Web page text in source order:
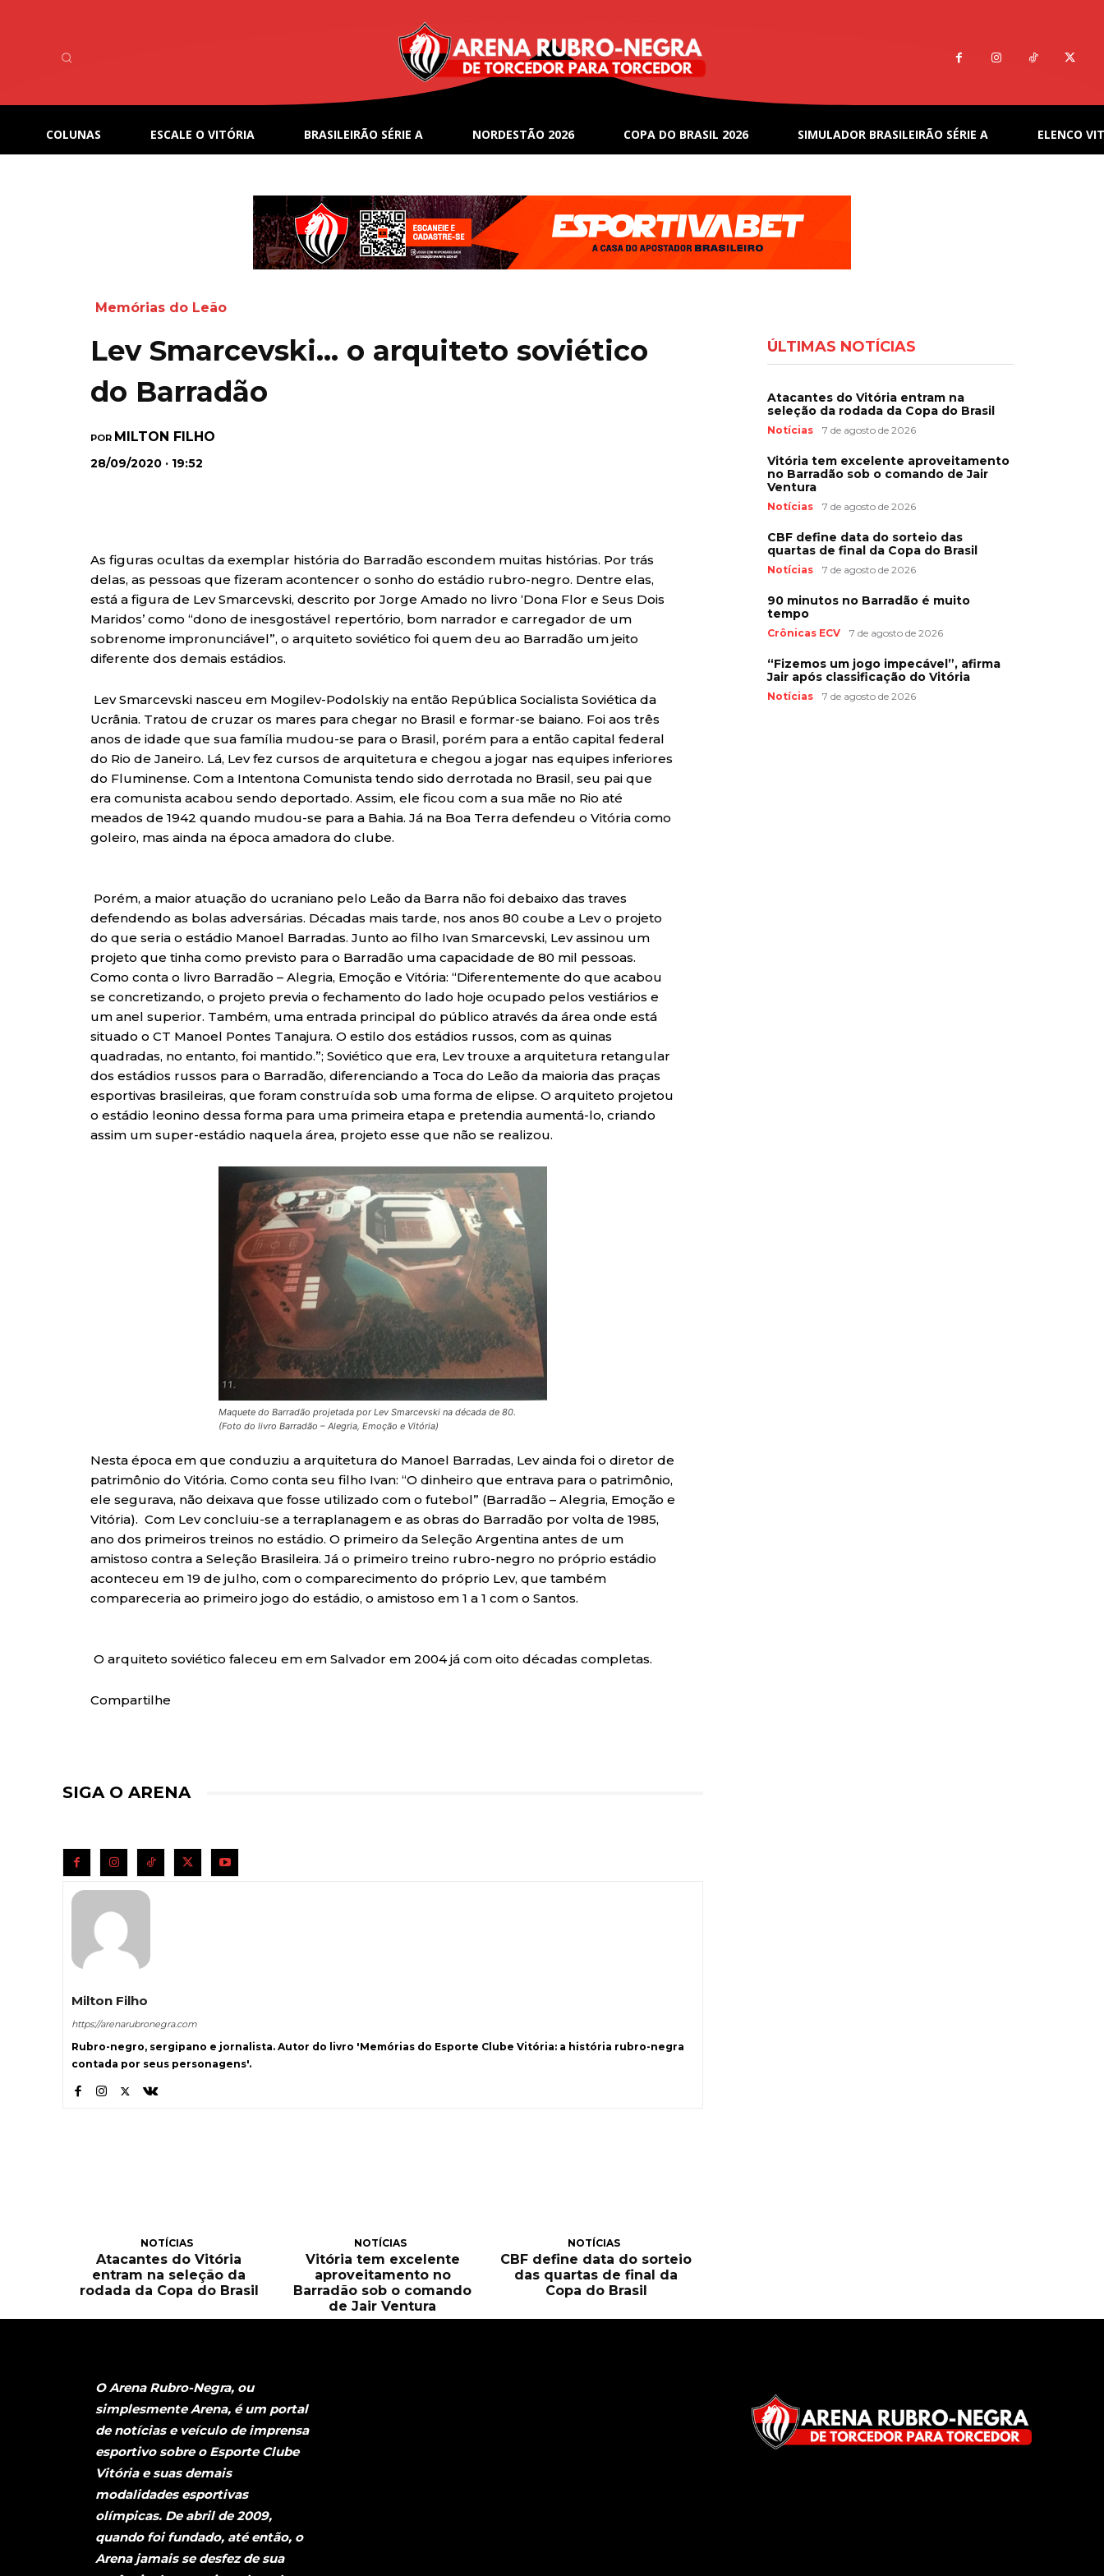
COLUNAS ESCALE O VITÓRIA BRASILEIRÃO SÉRIE A NORDESTÃO 2026 COPA DO BRASIL 2026 SIMULADOR BRASILEIRÃO SÉRIE A ELENCO
Memórias do Leão
Lev Smarcevski… o arquiteto soviético
do Barradão
POR MILTON FILHO
28/09/2020 · 19:52
As figuras ocultas da exemplar história do Barradão escondem muitas histórias. Por trás
delas, as pessoas que fizeram acontencer o sonho do estádio rubro-negro. Dentre elas,
está a figura de Lev Smarcevski, descrito por Jorge Amado no livro ‘Dona Flor e Seus Dois
Maridos’ como “dono de inesgostável repertório, bom narrador e carregador de um
sobrenome impronunciável”, o arquiteto soviético foi quem deu ao Barradão um jeito
diferente dos demais estádios.
Lev Smarcevski nasceu em Mogilev-Podolskiy na então República Socialista Soviética da
Ucrânia. Tratou de cruzar os mares para chegar no Brasil e formar-se baiano. Foi aos três
anos de idade que sua família mudou-se para o Brasil, porém para a então capital federal
do Rio de Janeiro. Lá, Lev fez cursos de arquitetura e chegou a jogar nas equipes inferiores
do Fluminense. Com a Intentona Comunista tendo sido derrotada no Brasil, seu pai que
era comunista acabou sendo deportado. Assim, ele ficou com a sua mãe no Rio até
meados de 1942 quando mudou-se para a Bahia. Já na Boa Terra defendeu o Vitória como
goleiro, mas ainda na época amadora do clube.
Porém, a maior atuação do ucraniano pelo Leão da Barra não foi debaixo das traves
defendendo as bolas adversárias. Décadas mais tarde, nos anos 80 coube a Lev o projeto
do que seria o estádio Manoel Barradas. Junto ao filho Ivan Smarcevski, Lev assinou um
projeto que tinha como previsto para o Barradão uma capacidade de 80 mil pessoas.
Como conta o livro Barradão – Alegria, Emoção e Vitória: “Diferentemente do que acabou
se concretizando, o projeto previa o fechamento do lado hoje ocupado pelos vestiários e
um anel superior. Também, uma entrada principal do público através da área onde está
situado o CT Manoel Pontes Tanajura. O estilo dos estádios russos, com as quinas
quadradas, no entanto, foi mantido.”; Soviético que era, Lev trouxe a arquitetura retangular
dos estádios russos para o Barradão, diferenciando a Toca do Leão da maioria das praças
esportivas brasileiras, que foram construída sob uma forma de elipse. O arquiteto projetou
o estádio leonino dessa forma para uma primeira etapa e pretendia aumentá-lo, criando
assim um super-estádio naquela área, projeto esse que não se realizou.
Maquete do Barradão projetada por Lev Smarcevski na década de 80.
(Foto do livro Barradão – Alegria, Emoção e Vitória)
Nesta época em que conduziu a arquitetura do Manoel Barradas, Lev ainda foi o diretor de
patrimônio do Vitória. Como conta seu filho Ivan: “O dinheiro que entrava para o patrimônio,
ele segurava, não deixava que fosse utilizado com o futebol” (Barradão – Alegria, Emoção e
Vitória). Com Lev concluiu-se a terraplanagem e as obras do Barradão por volta de 1985,
ano dos primeiros treinos no estádio. O primeiro da Seleção Argentina antes de um
amistoso contra a Seleção Brasileira. Já o primeiro treino rubro-negro no próprio estádio
aconteceu em 19 de julho, com o comparecimento do próprio Lev, que também
compareceria ao primeiro jogo do estádio, o amistoso em 1 a 1 com o Santos.
O arquiteto soviético faleceu em em Salvador em 2004 já com oito décadas completas.
Compartilhe
SIGA O ARENA
Milton Filho
https://arenarubronegra.com
Rubro-negro, sergipano e jornalista. Autor do livro 'Memórias do Esporte Clube Vitória: a história rubro-negra
contada por seus personagens'.
NOTÍCIAS
Atacantes do Vitória
entram na seleção da
rodada da Copa do Brasil
NOTÍCIAS
Vitória tem excelente
aproveitamento no
Barradão sob o comando
de Jair Ventura
NOTÍCIAS
CBF define data do sorteio
das quartas de final da
Copa do Brasil
ÚLTIMAS NOTÍCIAS
Atacantes do Vitória entram na
seleção da rodada da Copa do Brasil
Notícias 7 de agosto de 2026
Vitória tem excelente aproveitamento
no Barradão sob o comando de Jair
Ventura
Notícias 7 de agosto de 2026
CBF define data do sorteio das
quartas de final da Copa do Brasil
Notícias 7 de agosto de 2026
90 minutos no Barradão é muito
tempo
Crônicas ECV 7 de agosto de 2026
“Fizemos um jogo impecável”, afirma
Jair após classificação do Vitória
Notícias 7 de agosto de 2026
O Arena Rubro-Negra, ou
simplesmente Arena, é um portal
de notícias e veículo de imprensa
esportivo sobre o Esporte Clube
Vitória e suas demais
modalidades esportivas
olímpicas. De abril de 2009,
quando foi fundado, até então, o
Arena jamais se desfez de sua